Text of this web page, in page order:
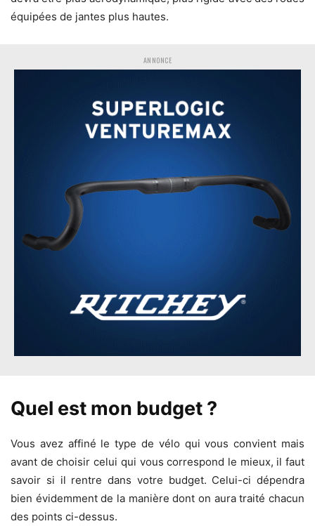
équipées de jantes plus hautes.
ANNONCE
Quel est mon budget ?
Vous avez affiné le type de vélo qui vous convient mais
avant de choisir celui qui vous correspond le mieux, il faut
savoir si il rentre dans votre budget. Celui-ci dépendra
bien évidemment de la manière dont on aura traité chacun
des points ci-dessus.